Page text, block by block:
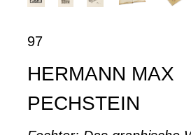
97
HERMANN MAX
PECHSTEIN